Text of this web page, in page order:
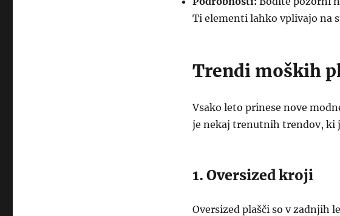
Ti elementi lahko vplivajo na
Trendi moških
Vsako leto prinese nove
je nekaj trenutnih trendov, ki
1. Oversized kroji
Oversized plašči so v zadnjih